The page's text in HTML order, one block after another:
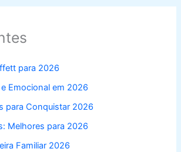
para 2026
Emocional em 2026
para Conquistar 2026
Melhores para 2026
Familiar 2026